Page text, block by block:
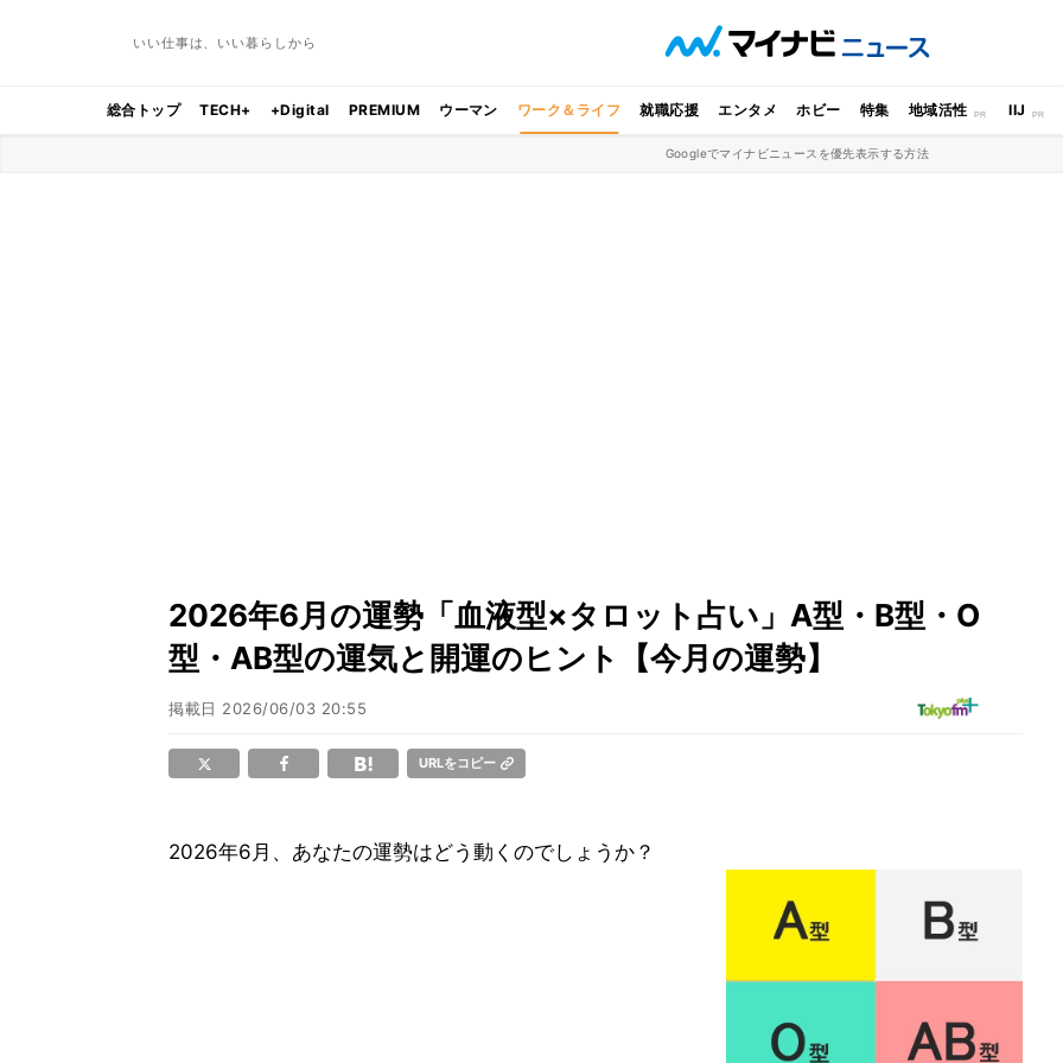
いい仕事は、いい暮らしから
総合トップ TECH+ +Digital PREMIUM ウーマン ワーク＆ライフ 就職応援 エンタメ ホビー 特集 地域活性 IIJ
Googleでマイナビニュースを優先表示する方法
2026年6月の運勢「血液型×タロット占い」A型・B型・O
型・AB型の運気と開運のヒント【今月の運勢】
掲載日 2026/06/03 20:55
URLをコピー
2026年6月、あなたの運勢はどう動くのでしょうか？